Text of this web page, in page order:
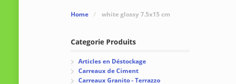
Home / white glossy 7.5x15 cm
Categorie Produits
Articles en Déstockage
Carreaux de Ciment
Carreaux Granito - Terrazzo